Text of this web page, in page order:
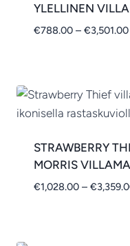
YLELLINEN
€788.00 – €3,501.00
STRAWBERRY
MORRIS
€1,028.00 – €